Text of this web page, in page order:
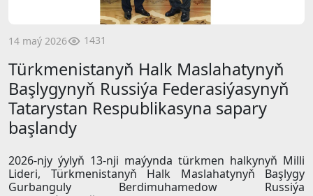
14 maý 2026 1431
Türkmenistanyň Halk Maslahatynyň
Başlygynyň Russiýa Federasiýasynyň
Tatarystan Respublikasyna sapary
başlandy
2026-njy ýylyň 13-nji maýynda türkmen halkynyň Milli
Lideri, Türkmenistanyň Halk Maslahatynyň Başlygy
Gurbanguly Berdimuhamedow Russiýa